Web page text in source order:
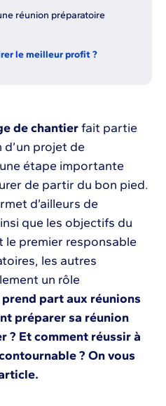
réunion préparatoire
le meilleur profit ?
de chantierfait partie
projet de
étape importante
de partir du bon pied.
d’ailleurs de
que les objectifs du
le premier responsable
les autres
un rôle
part aux réunions
préparer sa réunion
? Et comment réussir à
? On vous